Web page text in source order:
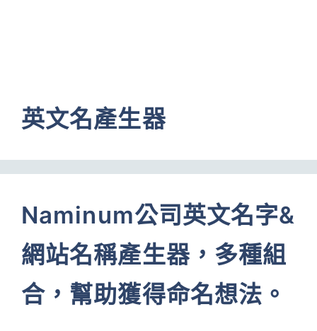
英文名產生器
Naminum公司英文名字&
網站名稱產生器，多種組
合，幫助獲得命名想法。